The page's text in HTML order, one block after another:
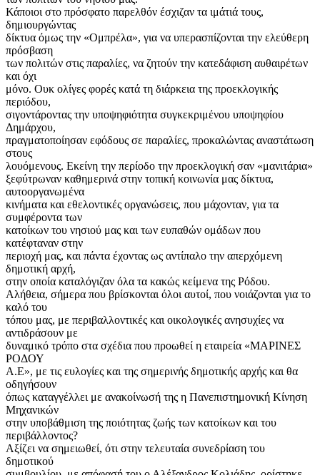
Κάποιοι στο πρόσφατο παρελθόν έσχιζαν τα ιμάτιά τους,
δημιουργώντας
δίκτυα όμως την «Ομπρέλα», για να υπερασπίζονται την ελεύθερη
πρόσβαση
των πολιτών στις παραλίες, να ζητούν την κατεδάφιση αυθαιρέτων
και όχι
μόνο. Ουκ ολίγες φορές κατά τη διάρκεια της προεκλογικής
περιόδου,
σιγοντάροντας την υποψηφιότητα συγκεκριμένου υποψηφίου
Δημάρχου,
πραγματοποίησαν εφόδους σε παραλίες, προκαλώντας αναστάτωση
στους
λουόμενους. Εκείνη την περίοδο την προεκλογική σαν «μανιτάρια»
ξεφύτρωναν καθημερινά στην τοπική κοινωνία μας δίκτυα,
αυτοοργανωμένα
κινήματα και εθελοντικές οργανώσεις, που μάχονταν, για τα
συμφέροντα των
κατοίκων του νησιού μας και των ευπαθών ομάδων που
κατέφταναν στην
περιοχή μας, και πάντα έχοντας ως αντίπαλο την απερχόμενη
δημοτική αρχή,
στην οποία καταλόγιζαν όλα τα κακώς κείμενα της Ρόδου.
Αλήθεια, σήμερα που βρίσκονται όλοι αυτοί, που νοιάζονται για το
καλό του
τόπου μας, με περιβαλλοντικές και οικολογικές ανησυχίες να
αντιδράσουν με
δυναμικό τρόπο στα σχέδια που προωθεί η εταιρεία «ΜΑΡΙΝΕΣ
ΡΟΔΟΥ
Α.Ε», με τις ευλογίες και της σημερινής δημοτικής αρχής και θα
οδηγήσουν
όπως καταγγέλλει με ανακοίνωσή της η Πανεπιστημονική Κίνηση
Μηχανικών
στην υποβάθμιση της ποιότητας ζωής των κατοίκων και του
περιβάλλοντος?
Αξίζει να σημειωθεί, ότι στην τελευταία συνεδρίαση του
δημοτικού